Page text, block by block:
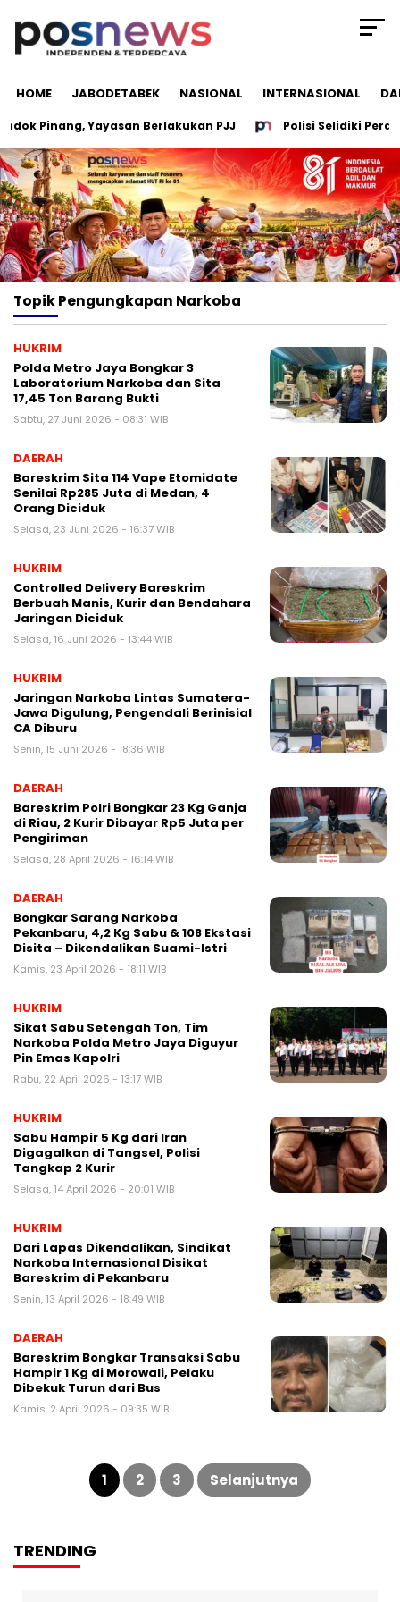
HOME JABODETABEK NASIONAL INTERNASIONAL
Pinang, Yayasan Berlakukan PJJ Polisi Selidiki Peran
TopikPengungkapan Narkoba
HUKRIM
Polda Metro Jaya Bongkar 3
Laboratorium Narkoba dan Sita
17,45 Ton Barang Bukti
Sabtu, 27 Juni 2026 - 08:31 WIB
DAERAH
Bareskrim Sita 114 Vape Etomidate
Senilai Rp285 Juta di Medan, 4
Orang Diciduk
Selasa, 23 Juni 2026 - 16:37 WIB
HUKRIM
Controlled Delivery Bareskrim
Berbuah Manis, Kurir dan Bendahara
Jaringan Diciduk
Selasa, 16 Juni 2026 - 13:44 WIB
HUKRIM
Jaringan Narkoba Lintas Sumatera-
Jawa Digulung, Pengendali Berinisial
CA Diburu
Senin, 15 Juni 2026 - 18:36 WIB
DAERAH
Bareskrim Polri Bongkar 23 Kg Ganja
di Riau, 2 Kurir Dibayar Rp5 Juta per
Pengiriman
Selasa, 28 April 2026 - 16:14 WIB
DAERAH
Bongkar Sarang Narkoba
Pekanbaru, 4,2 Kg Sabu & 108 Ekstasi
Disita – Dikendalikan Suami-Istri
Kamis, 23 April 2026 - 18:11 WIB
HUKRIM
Sikat Sabu Setengah Ton, Tim
Narkoba Polda Metro Jaya Diguyur
Pin Emas Kapolri
Rabu, 22 April 2026 - 13:17 WIB
HUKRIM
Sabu Hampir 5 Kg dari Iran
Digagalkan di Tangsel, Polisi
Tangkap 2 Kurir
Selasa, 14 April 2026 - 20:01 WIB
HUKRIM
Dari Lapas Dikendalikan, Sindikat
Narkoba Internasional Disikat
Bareskrim di Pekanbaru
Senin, 13 April 2026 - 18:49 WIB
DAERAH
Bareskrim Bongkar Transaksi Sabu
Hampir 1 Kg di Morowali, Pelaku
Dibekuk Turun dari Bus
Kamis, 2 April 2026 - 09:35 WIB
Paginasi
1 2 3 Selanjutnya
TRENDING